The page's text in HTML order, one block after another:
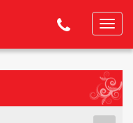
T
g
l
e